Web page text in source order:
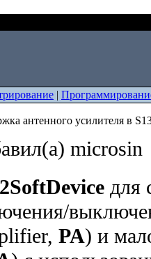
|
антенного усилителя в
microsin
SoftDevice для
PA) и